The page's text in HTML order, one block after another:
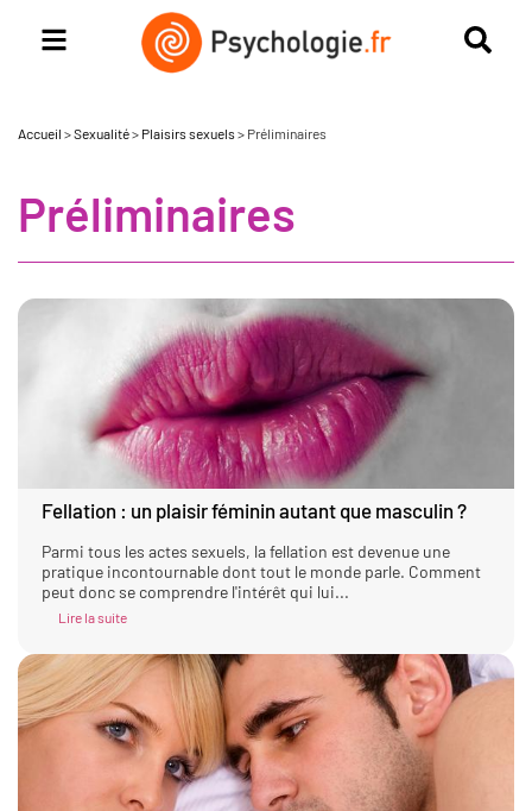
Accueil >Sexualité> Plaisirs sexuels > Préliminaires
Préliminaires
Fellation : un plaisir féminin autant que masculin ?
Parmi tous les actes sexuels, la fellation est devenue une
pratique incontournable dont tout le monde parle. Comment
peut donc se comprendre l'intérêt qui lui...
Lire la suite